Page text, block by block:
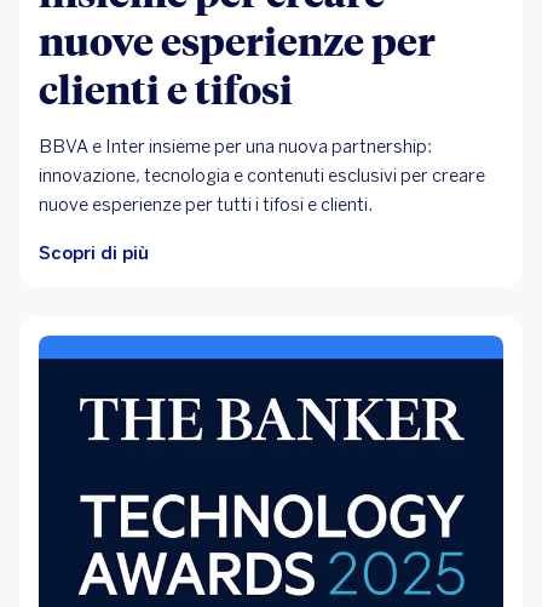
nuove esperienze per
clienti e tifosi
BBVA e Inter insieme per una nuova partnership:
innovazione, tecnologia e contenuti esclusivi per creare
nuove esperienze per tutti i tifosi e clienti.
Scopri di più